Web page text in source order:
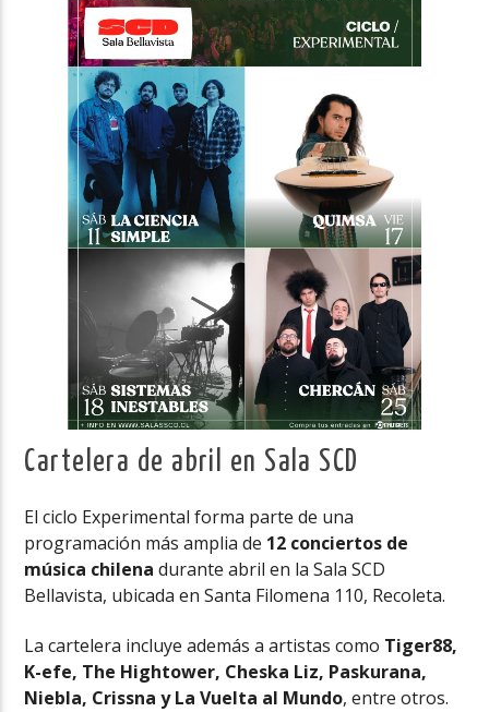
Cartelera de abril en Sala SCD
El ciclo Experimental forma parte de una
programación más amplia de 12 conciertos de
música chilena durante abril en la Sala SCD
Bellavista, ubicada en Santa Filomena 110, Recoleta.
La cartelera incluye además a artistas como Tiger88,
K-efe, The Hightower, Cheska Liz, Paskurana,
Niebla, Crissna y La Vuelta al Mundo, entre otros.